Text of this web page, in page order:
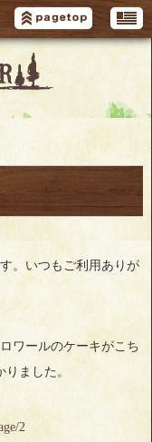
。いつもご利用ありが
ワールのケーキがこち
ました。
2